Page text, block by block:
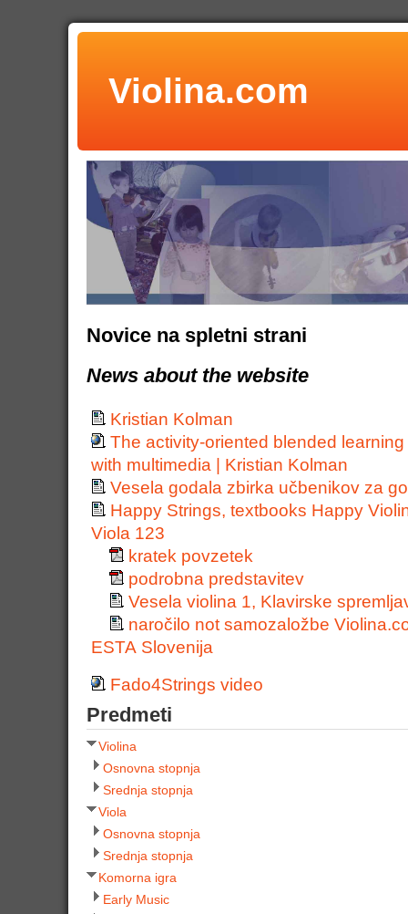
Violina.com
Novice na spletni strani
News about the website
Kristian Kolman
The activity-oriented blended
with multimedia | Kristian Kolman
Vesela godala zbirka učbenikov za
Happy Strings, textbooks Happy
Viola 123
kratek povzetek
podrobna predstavitev
Vesela violina 1, Klavirske
naročilo not samozaložbe
ESTA Slovenija
Fado4Strings video
Predmeti
Violina
Osnovna stopnja
Srednja stopnja
Viola
Osnovna stopnja
Srednja stopnja
Komorna igra
Early Music